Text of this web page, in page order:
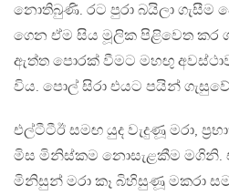
නොතිබුණි. රට පුරා බයිලා ගැසීම
ගෙන ඒම සිය මූලික පිළිවෙත කර
ඇත්ත පොරක් වීමට මහඟු
විය. පොල් සිරා එයට පයින්
එල්ටීටීඊ සමඟ යුද වැදුණූ මරා,
මිස මිනිස්කම නොසැළකීම මගිනි.
මිනිසුන් මරා කෑ බිහිසුණූ මකරා